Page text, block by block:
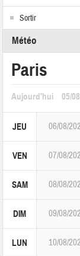
Sortir
Météo
Paris
Aujourd'hui 05/
JEU 06/08/
VEN 07/08/
SAM 08/08/
DIM 09/08/
LUN 10/08/